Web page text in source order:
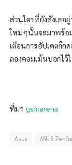
ส่วนใครที่ยังลังเลอ
ใหม่ๆนั้นจะมาพร้อ
เตือนการอัปเดตก็ก
ลองคอมเม้นบอกไว้
ที่มา gsmarena
Asus ASUS